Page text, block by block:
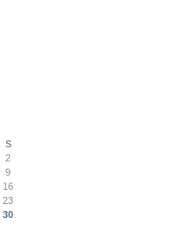
S
2
9
16
23
30